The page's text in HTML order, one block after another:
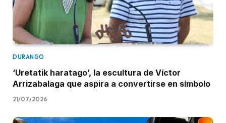
DURANGO
‘Uretatik haratago’, la escultura de Víctor
Arrizabalaga que aspira a convertirse en símbolo
21/07/2026